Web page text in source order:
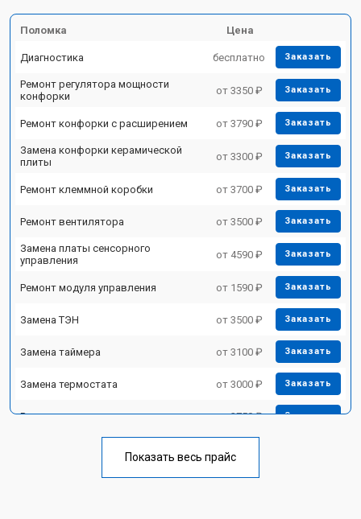
Поломка Цена
Диагностика бесплатно Заказать
Ремонт регулятора мощности
конфорки
от 3350 ₽ Заказать
Ремонт конфорки с расширением от 3790 ₽ Заказать
Замена конфорки керамической
плиты
от 3300 ₽ Заказать
Ремонт клеммной коробки от 3700 ₽ Заказать
Ремонт вентилятора от 3500 ₽ Заказать
Замена платы сенсорного
управления
от 4590 ₽ Заказать
Ремонт модуля управления от 1590 ₽ Заказать
Замена ТЭН от 3500 ₽ Заказать
Замена таймера от 3100 ₽ Заказать
Замена термостата от 3000 ₽ Заказать
Ремонт электропроводки от 2750 ₽ Заказать
Ремонт чугунной конфорки от 2600 ₽
Показать весь прайс